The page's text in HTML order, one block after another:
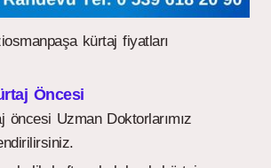
kürtaj fiyatları
Öncesi
öncesi Uzman Doktorlarımız